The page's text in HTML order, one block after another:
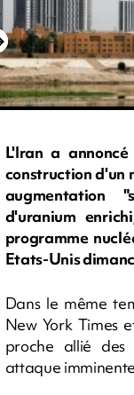
L'Iran a
construction d'un
augmentation
d'uranium
programme
Etats-Unis
Dans le même
New York Times
proche allié des
attaque